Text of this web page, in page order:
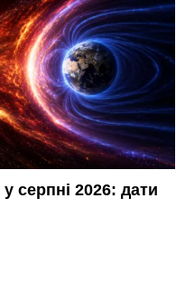
у серпні 2026: дати